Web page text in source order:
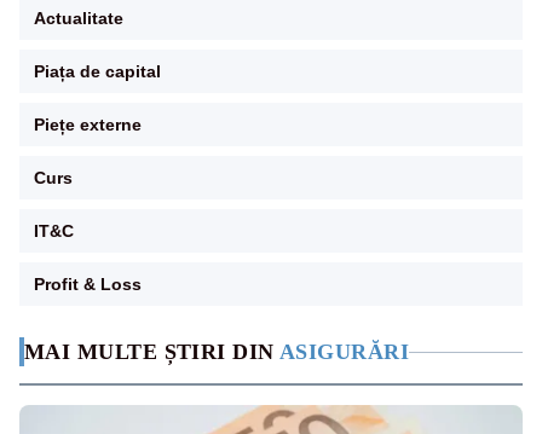
MAI MULTE ȘTIRI DIN ASIGURĂRI
Actualitate
Piața de capital
Piețe externe
Curs
IT&C
Profit & Loss